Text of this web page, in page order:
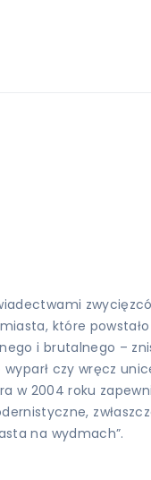
które
i brutalnego –
czy wręcz
w 2004 roku
na wydmach”.